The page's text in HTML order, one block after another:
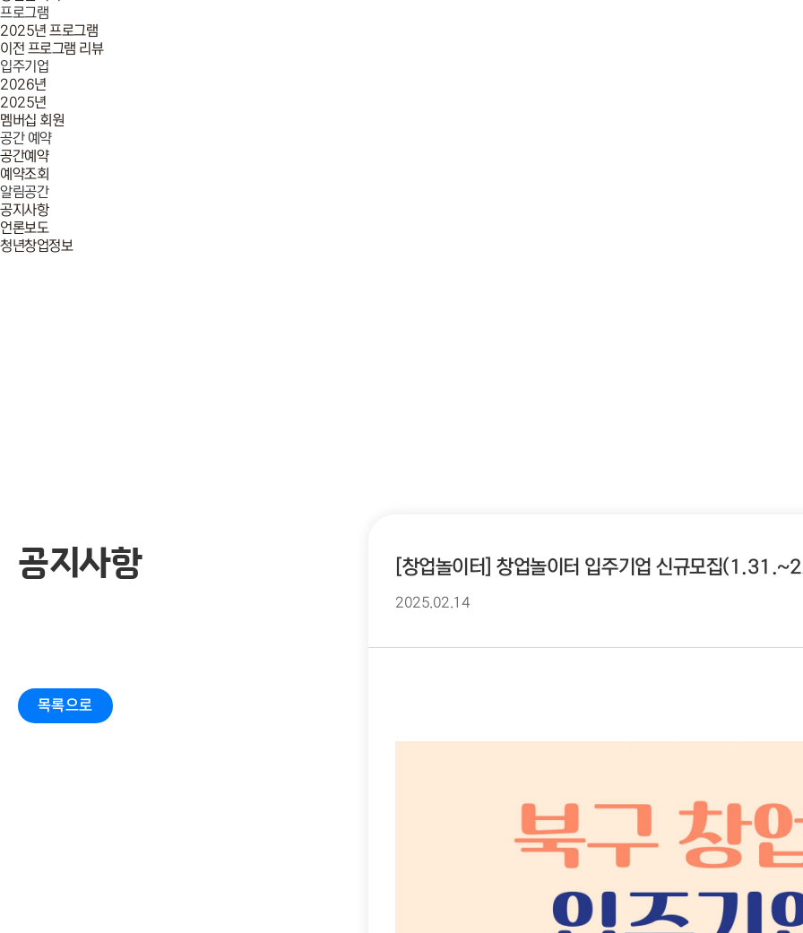
프로그램
2025년 프로그램
이전 프로그램 리뷰
입주기업
2026년
2025년
멤버십 회원
공간 예약
공간예약
예약조회
알림공간
공지사항
언론보도
청년창업정보
공지사항
목록으로
[창업놀이터] 창업놀이터 입주기업 신규모집
2025.02.14